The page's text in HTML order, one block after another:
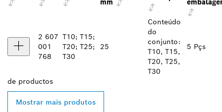
mm
2 607
001
768
T10; T15;
T20; T25;
T30
25
Conteúdo
do
conjunto:
T10, T15,
T20, T25,
T30
5 Pçs
de productos
Mostrar mais produtos